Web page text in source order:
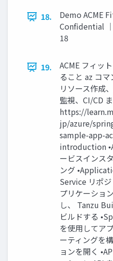
18.
Demo ACME
Confidential
18
19.
ACME フィッ
ること az コ
リソース作成
監視、CI/CD
https://
jp/azure/
sample-app-
introduction
ービスインス
ング
Service リポ
プリケーショ
し、 Tanzu
ビルドする
を使⽤してア
ーティングを
ョンを開く